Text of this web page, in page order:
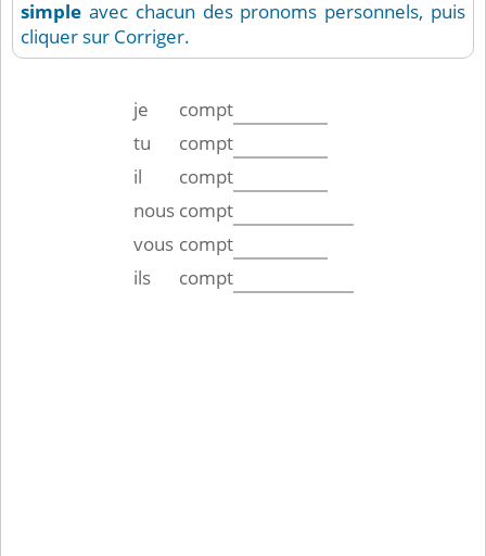
simple avec chacun des pronoms personnels, puis
cliquer sur Corriger.
je
compt
tu
compt
il
compt
nous compt
vous compt
ils
compt